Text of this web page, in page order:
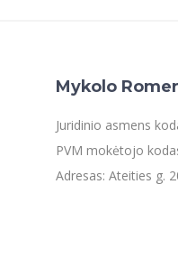
Mykolo
Juridinio asmens
PVM mokėtojo
Adresas: Ateities g.